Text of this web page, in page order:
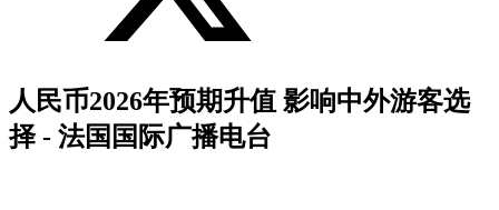
人民币2026年预期升值 影响中外游客选
择 - 法国国际广播电台